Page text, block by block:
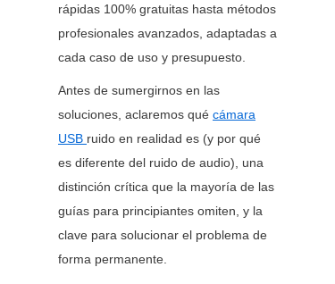
rápidas 100% gratuitas hasta métodos
profesionales avanzados, adaptadas a
cada caso de uso y presupuesto.
Antes de sumergirnos en las
soluciones, aclaremos qué cámara
USB ruido en realidad es (y por qué
es diferente del ruido de audio), una
distinción crítica que la mayoría de las
guías para principiantes omiten, y la
clave para solucionar el problema de
forma permanente.